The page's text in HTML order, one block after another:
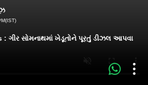
: ગીર સોમનાથમાં ખેડૂતોને પૂરતું ડીઝલ આપવા